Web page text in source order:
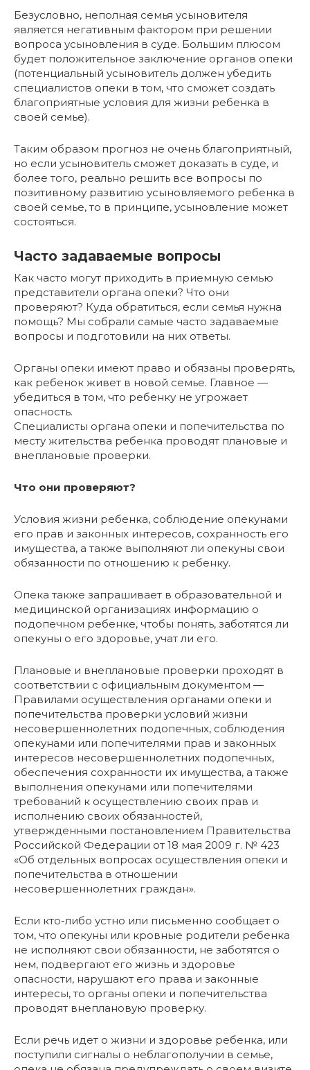
Безусловно, неполная семья усыновителя
является негативным фактором при решении
вопроса усыновления в суде. Большим плюсом
будет положительное заключение органов опеки
(потенциальный усыновитель должен убедить
специалистов опеки в том, что сможет создать
благоприятные условия для жизни ребенка в
своей семье).
Таким образом прогноз не очень благоприятный,
но если усыновитель сможет доказать в суде, и
более того, реально решить все вопросы по
позитивному развитию усыновляемого ребенка в
своей семье, то в принципе, усыновление может
состояться.
Часто задаваемые вопросы
Как часто могут приходить в приемную семью
представители органа опеки? Что они
проверяют? Куда обратиться, если семья нужна
помощь? Мы собрали самые часто задаваемые
вопросы и подготовили на них ответы.
Органы опеки имеют право и обязаны проверять,
как ребенок живет в новой семье. Главное —
убедиться в том, что ребенку не угрожает
опасность.
Специалисты органа опеки и попечительства по
месту жительства ребенка проводят плановые и
внеплановые проверки.
Что они проверяют?
Условия жизни ребенка, соблюдение опекунами
его прав и законных интересов, сохранность его
имущества, а также выполняют ли опекуны свои
обязанности по отношению к ребенку.
Опека также запрашивает в образовательной и
медицинской организациях информацию о
подопечном ребенке, чтобы понять, заботятся ли
опекуны о его здоровье, учат ли его.
Плановые и внеплановые проверки проходят в
соответствии с официальным документом —
Правилами осуществления органами опеки и
попечительства проверки условий жизни
несовершеннолетних подопечных, соблюдения
опекунами или попечителями прав и законных
интересов несовершеннолетних подопечных,
обеспечения сохранности их имущества, а также
выполнения опекунами или попечителями
требований к осуществлению своих прав и
исполнению своих обязанностей,
утвержденными постановлением Правительства
Российской Федерации от 18 мая 2009 г. № 423
«Об отдельных вопросах осуществления опеки и
попечительства в отношении
несовершеннолетних граждан».
Если кто-либо устно или письменно сообщает о
том, что опекуны или кровные родители ребенка
не исполняют свои обязанности, не заботятся о
нем, подвергают его жизнь и здоровье
опасности, нарушают его права и законные
интересы, то органы опеки и попечительства
проводят внеплановую проверку.
Если речь идет о жизни и здоровье ребенка, или
поступили сигналы о неблагополучии в семье,